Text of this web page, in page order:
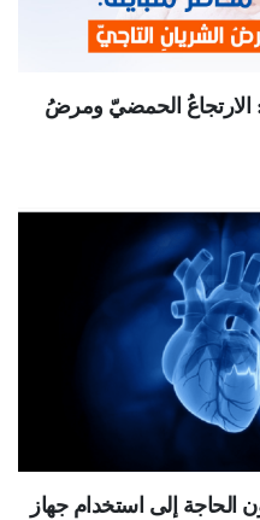
الارتجاعُ الحمضيّ ومرضُ
الحاجة إلى استخدام جھاز